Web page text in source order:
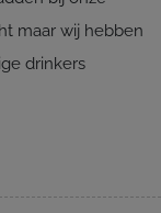
maar wij hebben
drinkers